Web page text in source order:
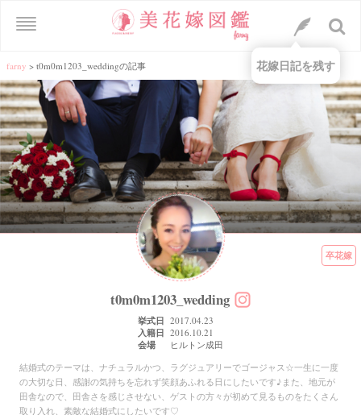
farny > t0m0m1203_weddingの記事
卒花嫁
t0m0m1203_wedding
挙式日 2017.04.23
入籍日 2016.10.21
会場
ヒルトン成田
結婚式のテーマは、ナチュラルかつ、ラグジュアリーでゴージャス☆一生に一度
の大切な日、感謝の気持ちを忘れず笑顔あふれる日にしたいです♪また、地元が
田舎なので、田舎さを感じさせない、ゲストの方々が初めて見るものをたくさん
取り入れ、素敵な結婚式にしたいです♡
花嫁日記を残す